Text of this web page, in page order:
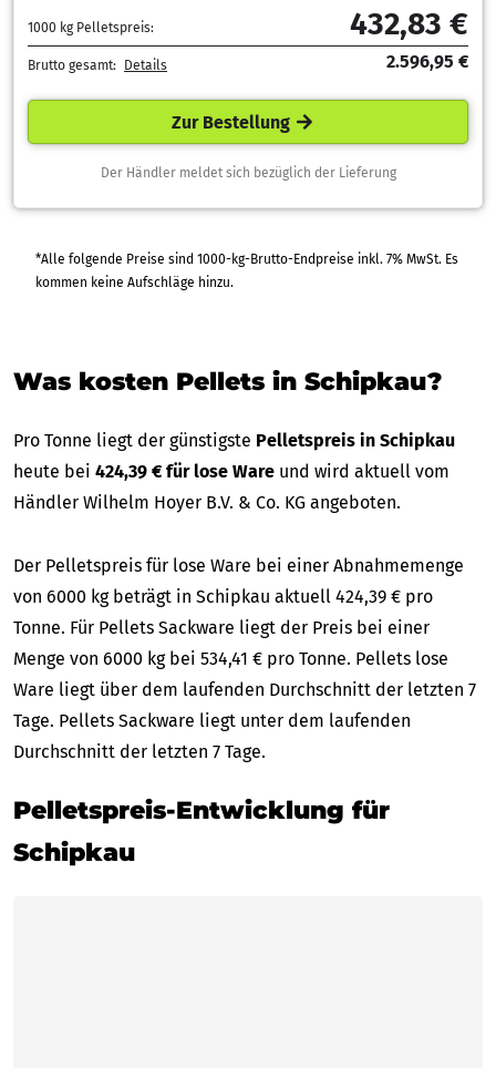
1000 kg Pelletspreis: 432,83 €
Brutto gesamt: Details 2.596,95 €
Zur Bestellung
Der Händler meldet sich bezüglich der Lieferung
*Alle folgende Preise sind 1000-kg-Brutto-Endpreise inkl. 7% MwSt. Es
kommen keine Aufschläge hinzu.
Was kosten Pellets in Schipkau?
Pro Tonne liegt der günstigste Pelletspreis in Schipkau
heute bei 424,39 € für lose Ware und wird aktuell vom
Händler Wilhelm Hoyer B.V. & Co. KG angeboten.
Der Pelletspreis für lose Ware bei einer Abnahmemenge
von 6000 kg beträgt in Schipkau aktuell 424,39 € pro
Tonne. Für Pellets Sackware liegt der Preis bei einer
Menge von 6000 kg bei 534,41 € pro Tonne. Pellets lose
Ware liegt über dem laufenden Durchschnitt der letzten 7
Tage. Pellets Sackware liegt unter dem laufenden
Durchschnitt der letzten 7 Tage.
Pelletspreis-Entwicklung für
Schipkau